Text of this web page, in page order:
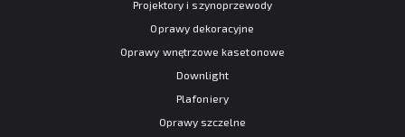
Projektory i szynoprzewody
Oprawy dekoracyjne
Oprawy wnętrzowe kasetonowe
Downlight
Plafoniery
Oprawy szczelne